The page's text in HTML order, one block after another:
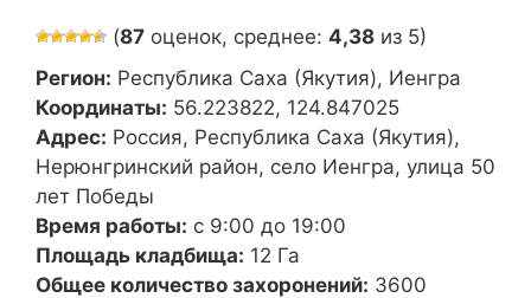
(87 оценок, среднее: 4,38 из 5)
Регион: Республика Саха (Якутия), Иенгра
Координаты: 56.223822, 124.847025
Адрес: Россия, Республика Саха (Якутия),
Нерюнгринский район, село Иенгра, улица 50
лет Победы
Время работы: с 9:00 до 19:00
Площадь кладбища: 12 Га
Общее количество захоронений: 3600